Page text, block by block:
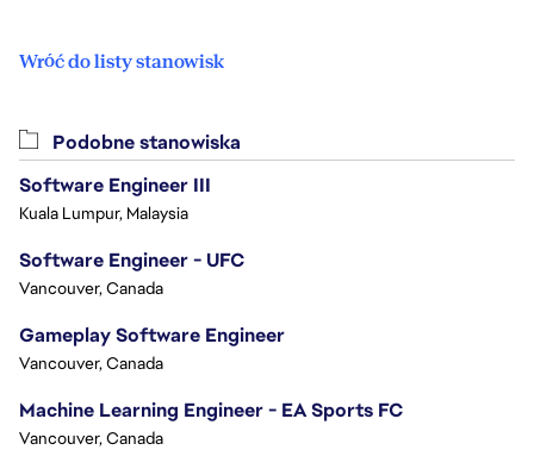
Wróć do listy stanowisk
Podobne stanowiska
Software Engineer III
Kuala Lumpur, Malaysia
Software Engineer - UFC
Vancouver, Canada
Gameplay Software Engineer
Vancouver, Canada
Machine Learning Engineer - EA Sports FC
Vancouver, Canada